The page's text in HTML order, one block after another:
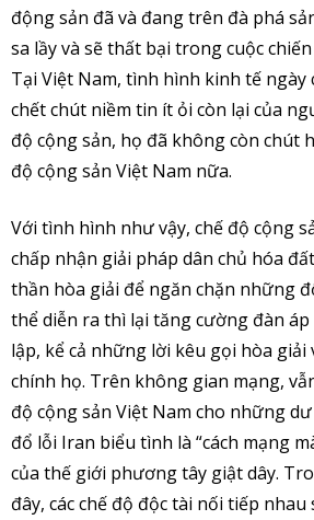
động sản đã và đang trên đà phá
sa lầy và sẽ thất bại trong cuộc
Tại Việt Nam, tình hình kinh tế ngày
chết chút niềm tin ít ỏi còn lại của
độ cộng sản, họ đã không còn chút
độ cộng sản Việt Nam nữa.
Với tình hình như vậy, chế độ cộng
chấp nhận giải pháp dân chủ hóa
thần hòa giải để ngăn chặn những
thể diễn ra thì lại tăng cường đàn
lập, kể cả những lời kêu gọi hòa
chính họ. Trên không gian mạng,
độ cộng sản Việt Nam cho những
đổ lỗi Iran biểu tình là “cách mạng
của thế giới phương tây giật dây.
đây, các chế độ độc tài nối tiếp